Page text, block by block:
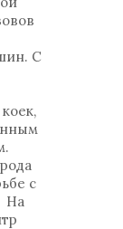
С
с
На